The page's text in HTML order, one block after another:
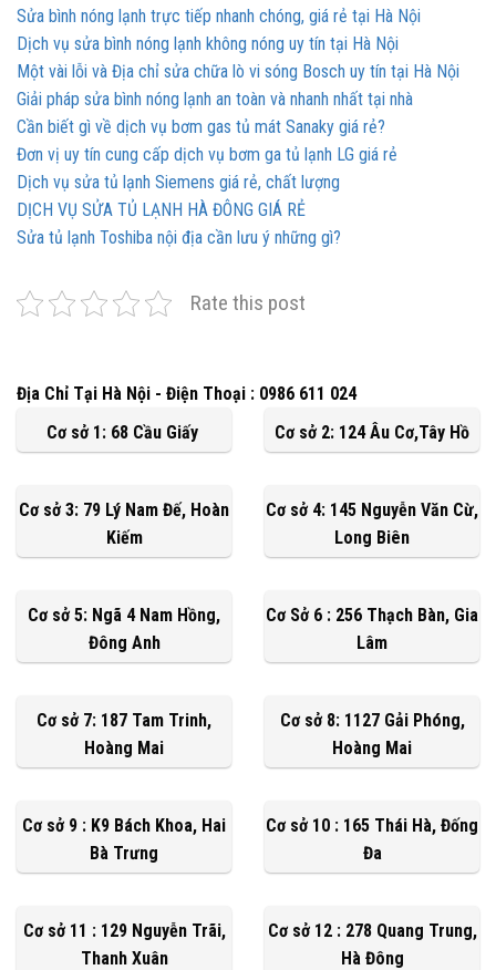
Sửa bình nóng lạnh trực tiếp nhanh chóng, giá rẻ tại Hà Nội
Dịch vụ sửa bình nóng lạnh không nóng uy tín tại Hà Nội
Một vài lỗi và Địa chỉ sửa chữa lò vi sóng Bosch uy tín tại Hà Nội
Giải pháp sửa bình nóng lạnh an toàn và nhanh nhất tại nhà
Cần biết gì về dịch vụ bơm gas tủ mát Sanaky giá rẻ?
Đơn vị uy tín cung cấp dịch vụ bơm ga tủ lạnh LG giá rẻ
Dịch vụ sửa tủ lạnh Siemens giá rẻ, chất lượng
DỊCH VỤ SỬA TỦ LẠNH HÀ ĐÔNG GIÁ RẺ
Sửa tủ lạnh Toshiba nội địa cần lưu ý những gì?
Rate this post
Địa Chỉ Tại Hà Nội - Điện Thoại : 0986 611 024
Cơ sở 1: 68 Cầu Giấy
Cơ sở 2: 124 Âu Cơ,Tây Hồ
Cơ sở 3: 79 Lý Nam Đế, Hoàn
Kiếm
Cơ sở 4: 145 Nguyễn Văn Cừ,
Long Biên
Cơ sở 5: Ngã 4 Nam Hồng,
Đông Anh
Cơ Sở 6 : 256 Thạch Bàn, Gia
Lâm
Cơ sở 7: 187 Tam Trinh,
Hoàng Mai
Cơ sở 8: 1127 Gải Phóng,
Hoàng Mai
Cơ sở 9 : K9 Bách Khoa, Hai
Bà Trưng
Cơ sở 10 : 165 Thái Hà, Đống
Đa
Cơ sở 11 : 129 Nguyễn Trãi,
Thanh Xuân
Cơ sở 12 : 278 Quang Trung,
Hà Đông